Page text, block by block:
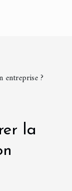
entreprise ?
la